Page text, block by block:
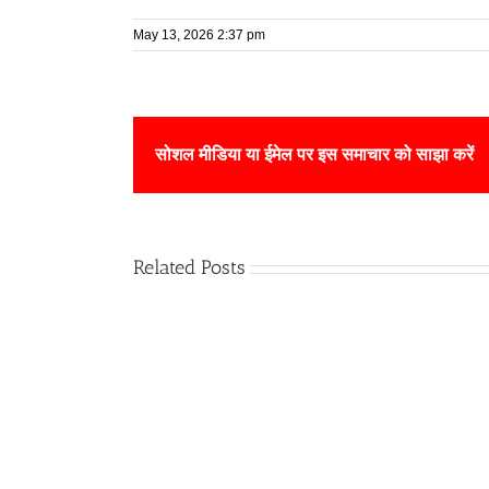
May 13, 2026 2:37 pm
सोशल मीडिया या ईमेल पर इस समाचार को साझा करें
Related Posts